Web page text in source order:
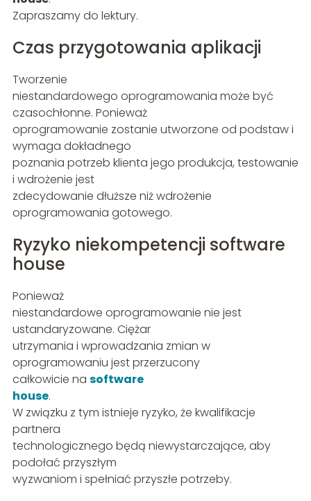
Zapraszamy do lektury.
Czas przygotowania aplikacji
Tworzenie
niestandardowego oprogramowania może być
czasochłonne. Ponieważ
oprogramowanie zostanie utworzone od podstaw i
wymaga dokładnego
poznania potrzeb klienta jego produkcja, testowanie
i wdrożenie jest
zdecydowanie dłuższe niż wdrożenie
oprogramowania gotowego.
Ryzyko niekompetencji software
house
Ponieważ
niestandardowe oprogramowanie nie jest
ustandaryzowane. Ciężar
utrzymania i wprowadzania zmian w
oprogramowaniu jest przerzucony
całkowicie na software
house.
W związku z tym istnieje ryzyko, że kwalifikacje
partnera
technologicznego będą niewystarczające, aby
podołać przyszłym
wyzwaniom i spełniać przyszłe potrzeby.